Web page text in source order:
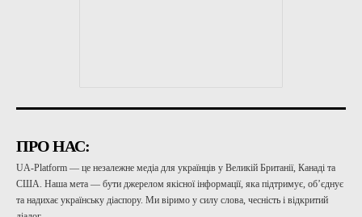
ПРО НАС:
UA-Platform — це незалежне медіа для українців у Великій Британії, Канаді та
США. Наша мета — бути джерелом якісної інформації, яка підтримує, об’єднує
та надихає українську діаспору. Ми віримо у силу слова, чесність і відкритий